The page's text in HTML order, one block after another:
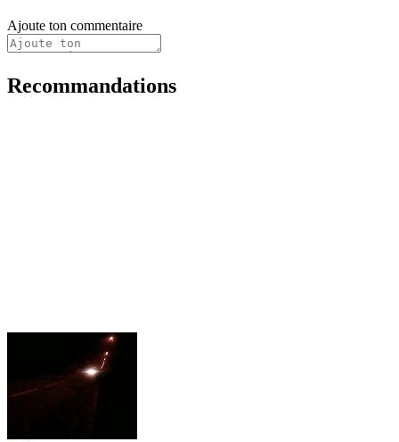
Ajoute ton commentaire
Recommandations